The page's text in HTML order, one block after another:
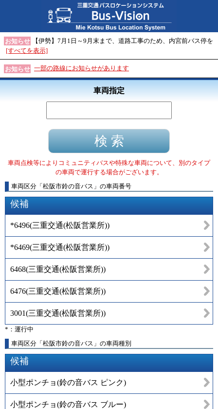
お知らせ
【伊勢】7月1日～9月末まで、道路工事のため、内宮前バス停を
[すべてを表示]
お知らせ 一部の路線にお知らせがあります
車両指定
車両点検等によりコミュニティバスや特殊な車両について、別のタイプ
の車両で運行する場合がございます。
車両区分 「 松阪市鈴の音バス 」 の車両番号
候補
*6496(三重交通(松阪営業所))
*6469(三重交通(松阪営業所))
6468(三重交通(松阪営業所))
6476(三重交通(松阪営業所))
3001(三重交通(松阪営業所))
*：運行中
車両区分「松阪市鈴の音バス」の車両種別
候補
小型ポンチョ(鈴の音バス ピンク)
小型ポンチョ(鈴の音バス ブルー)